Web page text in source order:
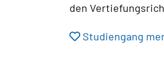
den
Studiengang